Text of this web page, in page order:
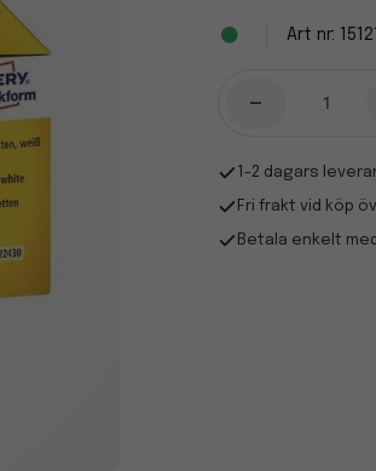
-
1-2 dagars
Fri frakt vid köp
Betala enkelt